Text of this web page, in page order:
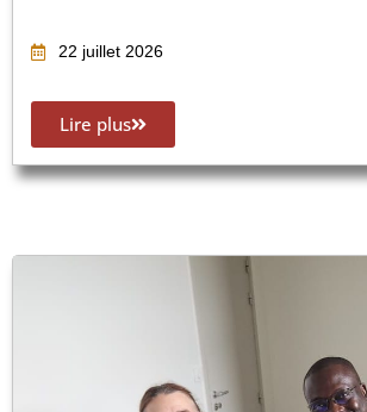
22 juillet 2026
Lire plus